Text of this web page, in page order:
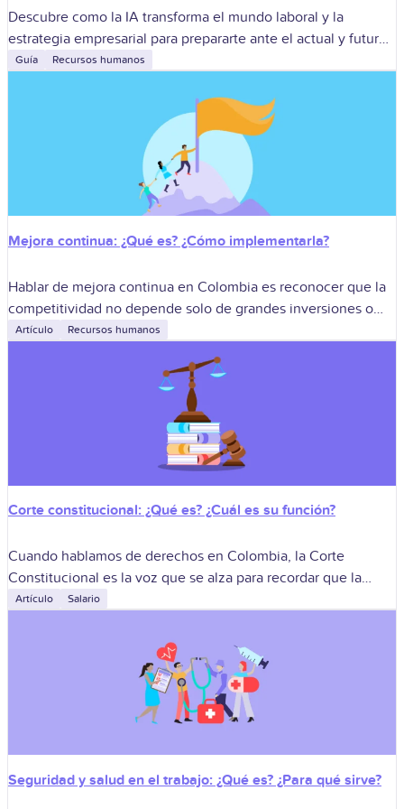
Descubre como la IA transforma el mundo laboral y la
estrategia empresarial para prepararte ante el actual y futuro
en una era cada vez más automatizada y digital.
Guía Recursos humanos
Mejora continua: ¿Qué es? ¿Cómo implementarla?
Hablar de mejora continua en Colombia es reconocer que la
competitividad no depende solo de grandes inversiones o
tecnologías de moda, sino de una disciplina diaria: observar,
Artículo Recursos humanos
Corte constitucional: ¿Qué es? ¿Cuál es su función?
Cuando hablamos de derechos en Colombia, la Corte
Constitucional es la voz que se alza para recordar que la
Constitución no se firma y se olvida: se cumple o se
Artículo Salario
Seguridad y salud en el trabajo: ¿Qué es? ¿Para qué sirve?